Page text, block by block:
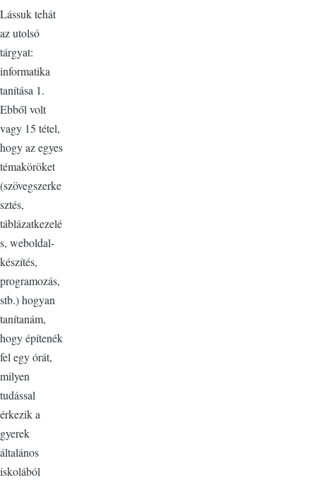
Lássuk tehát
az utolsó
tárgyat:
informatika
tanítása 1.
Ebből volt
vagy 15 tétel,
hogy az egyes
témaköröket
(szövegszerke
sztés,
táblázatkezelé
s, weboldal-
készítés,
programozás,
stb.) hogyan
tanítanám,
hogy építenék
fel egy órát,
milyen
tudással
érkezik a
gyerek
általános
iskolából